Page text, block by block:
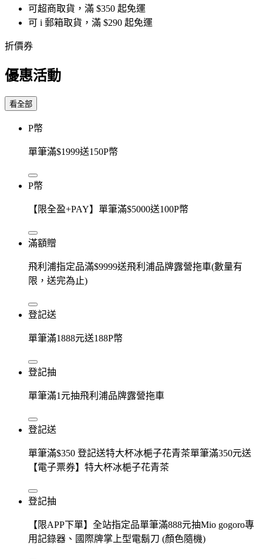
可超商取貨，滿 $350 起免運
可 i 郵箱取貨，滿 $290 起免運
折價券
優惠活動
看全部
P幣
單筆滿$1999送150P幣
P幣
【限全盈+PAY】單筆滿$5000送100P幣
滿額贈
飛利浦指定品滿$9999送飛利浦品牌露營拖車(數量有
限，送完為止)
登記送
單筆滿1888元送188P幣
登記抽
單筆滿1元抽飛利浦品牌露營拖車
登記送
單筆滿$350 登記送特大杯冰梔子花青茶單筆滿350元送
【電子票券】特大杯冰梔子花青茶
登記抽
【限APP下單】全站指定品單筆滿888元抽Mio gogoro專
用記錄器、國際牌掌上型電鬍刀 (顏色隨機)